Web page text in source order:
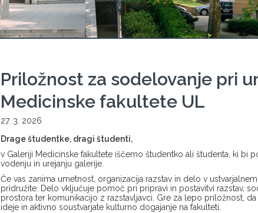
Priložnost za sodelovanje pri
Medicinske fakultete UL
27. 3. 2026
Drage študentke, dragi študenti,
v Galeriji Medicinske fakultete iščemo študentko ali študenta, ki bi
vodenju in urejanju galerije.
Če vas zanima umetnost, organizacija razstav in delo v
pridružite. Delo vključuje pomoč pri pripravi in postavitvi razstav,
prostora ter komunikacijo z razstavljavci. Gre za lepo priložnost,
ideje in aktivno soustvarjate kulturno dogajanje na fakulteti.